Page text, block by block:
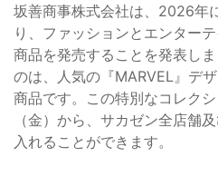
坂善商事株式会社は、2026年
り、ファッションとエンター
商品を発売することを発表し
のは、人気の『MARVEL』デ
商品です。この特別なコレク
（金）から、サカゼン全店舗
入れることができます。